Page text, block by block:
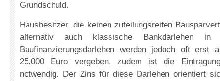
Grundschuld.
Hausbesitzer, die keinen zuteilungsreifen
alternativ auch klassische Bankdarlehen in
Baufinanzierungsdarlehen werden jedoch oft erst
25.000 Euro vergeben, zudem ist die
notwendig. Der Zins für diese Darlehen orientiert